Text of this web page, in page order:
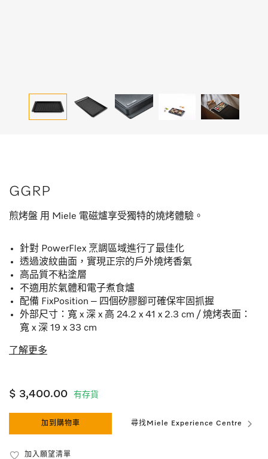
GGRP
煎烤盤 用 Miele 電磁爐享受獨特的燒烤體驗。
針對 PowerFlex 烹調區域進行了最佳化
透過波紋曲面，實現正宗的戶外燒烤香氣
高品質不粘塗層
不適用於氣體和電子煮食爐
配備 FixPosition – 四個矽膠腳可確保牢固抓握
外部尺寸：寬 x 深 x 高 24.2 x 41 x 2.3 cm / 燒烤表面：
寬 x 深 19 x 33 cm
了解更多
$ 3,400.00 有存貨
加到購物車 尋找Miele Experience Centre
加入願望清單